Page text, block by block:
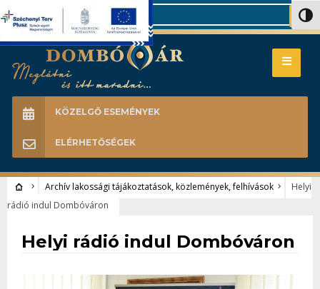
Search
KÖZELGŐ ESEMÉNYEK
ELÉRHETŐSÉGEK
Archív lakossági tájákoztatások, közlemények, felhívások
Helyi
rádió indul Dombóváron
Helyi rádió indul Dombóváron